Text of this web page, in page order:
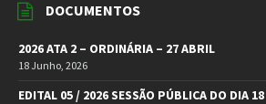
DOCUMENTOS
2026 ATA 2 – ORDINÁRIA – 27 ABRIL
18 Junho, 2026
EDITAL 05 / 2026 SESSÃO PÚBLICA DO DIA